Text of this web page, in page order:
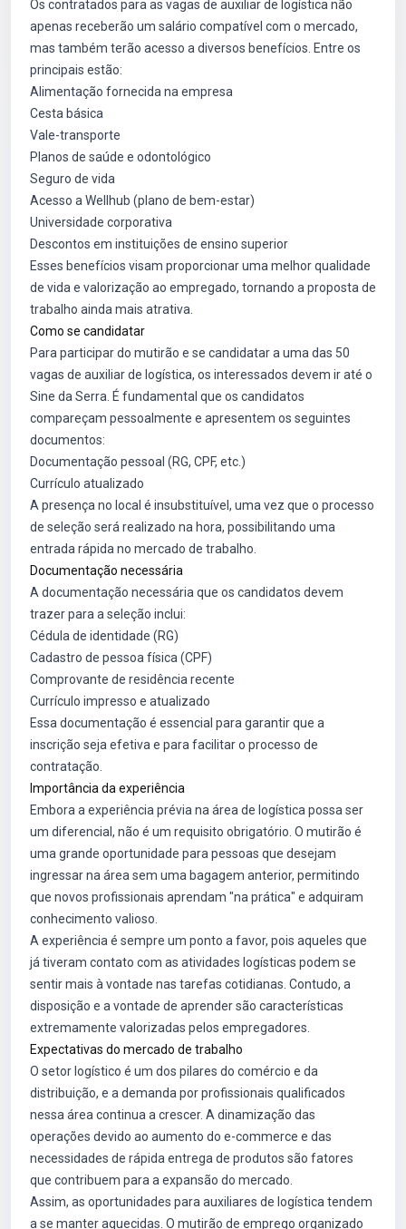
Os contratados para as vagas de auxiliar de logística não
apenas receberão um salário compatível com o mercado,
mas também terão acesso a diversos benefícios. Entre os
principais estão:
Alimentação fornecida na empresa
Cesta básica
Vale-transporte
Planos de saúde e odontológico
Seguro de vida
Acesso a Wellhub (plano de bem-estar)
Universidade corporativa
Descontos em instituições de ensino superior
Esses benefícios visam proporcionar uma melhor qualidade
de vida e valorização ao empregado, tornando a proposta de
trabalho ainda mais atrativa.
Como se candidatar
Para participar do mutirão e se candidatar a uma das 50
vagas de auxiliar de logística, os interessados devem ir até o
Sine da Serra. É fundamental que os candidatos
compareçam pessoalmente e apresentem os seguintes
documentos:
Documentação pessoal (RG, CPF, etc.)
Currículo atualizado
A presença no local é insubstituível, uma vez que o processo
de seleção será realizado na hora, possibilitando uma
entrada rápida no mercado de trabalho.
Documentação necessária
A documentação necessária que os candidatos devem
trazer para a seleção inclui:
Cédula de identidade (RG)
Cadastro de pessoa física (CPF)
Comprovante de residência recente
Currículo impresso e atualizado
Essa documentação é essencial para garantir que a
inscrição seja efetiva e para facilitar o processo de
contratação.
Importância da experiência
Embora a experiência prévia na área de logística possa ser
um diferencial, não é um requisito obrigatório. O mutirão é
uma grande oportunidade para pessoas que desejam
ingressar na área sem uma bagagem anterior, permitindo
que novos profissionais aprendam "na prática" e adquiram
conhecimento valioso.
A experiência é sempre um ponto a favor, pois aqueles que
já tiveram contato com as atividades logísticas podem se
sentir mais à vontade nas tarefas cotidianas. Contudo, a
disposição e a vontade de aprender são características
extremamente valorizadas pelos empregadores.
Expectativas do mercado de trabalho
O setor logístico é um dos pilares do comércio e da
distribuição, e a demanda por profissionais qualificados
nessa área continua a crescer. A dinamização das
operações devido ao aumento do e-commerce e das
necessidades de rápida entrega de produtos são fatores
que contribuem para a expansão do mercado.
Assim, as oportunidades para auxiliares de logística tendem
a se manter aquecidas. O mutirão de emprego organizado